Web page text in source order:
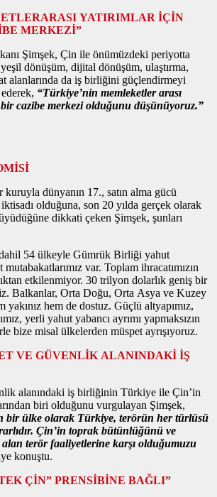
YATIRIMLAR İÇİN
MERKEZİ”
Şimşek, Çin ile önümüzdeki periyotta
dönüşüm, dijital dönüşüm, ulaştırma,
alanlarında da iş birliğini güçlendirmeyi
“Türkiye’nin memleketler arası
cazibe merkezi olduğunu düşünüyoruz.”
dünyanın 17., satın alma gücü
olduğuna, son 20 yılda gerçek olarak
dikkati çeken Şimşek, şunları
54 ülkeyle Gümrük Birliği yahut
var. Toplam ihracatımızın
etkilenmiyor. 30 trilyon dolarlık geniş bir
Balkanlar, Orta Doğu, Orta Asya ve Kuzey
hem de dostuz. Güçlü altyapımız,
yerli yahut yabancı ayrımı yapmaksızın
bize misal ülkelerden müspet ayrışıyoruz.
VE GÜVENLİK ALANINDAKİ İŞ
alanındaki iş birliğinin Türkiye ile Çin’in
biri olduğunu vurgulayan Şimşek,
bir ülke olarak Türkiye, terörün her türlüsü
Çin’in toprak bütünlüğünü ve
terör faaliyetlerine karşı olduğumuzu
konuştu.
ÇİN” PRENSİBİNE BAĞLI”